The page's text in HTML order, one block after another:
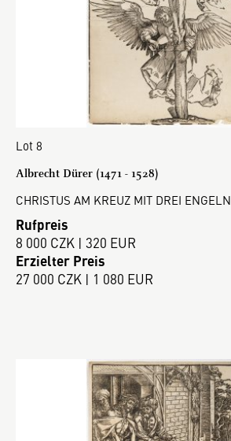
Lot 8
Albrecht Dürer (1471 - 1528)
CHRISTUS AM KREUZ MIT DREI ENGELN
Rufpreis
8 000 CZK | 320 EUR
Erzielter Preis
27 000 CZK | 1 080 EUR